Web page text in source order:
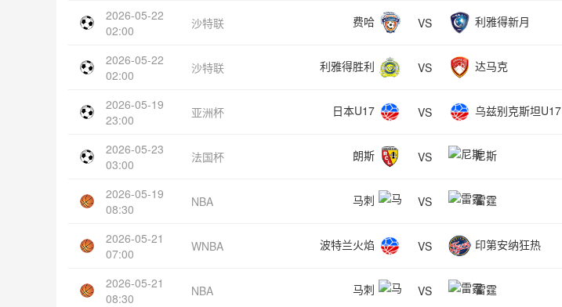
2026-05-22
02:00
沙特联 费哈 VS 利雅得新月
2026-05-22
02:00
沙特联 利雅得胜利 VS 达马克
2026-05-19
23:00
亚洲杯 日本U17 VS 乌兹别克斯坦U17
2026-05-23
03:00
法国杯 朗斯 VS 尼斯
2026-05-19
08:30
NBA 马刺 VS 雷霆
2026-05-21
07:00
WNBA 波特兰火焰 VS 印第安纳狂热
2026-05-21
08:30
NBA 马刺 VS 雷霆